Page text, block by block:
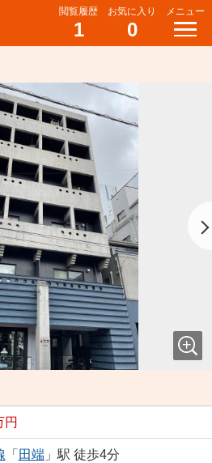
閲覧履歴
1
お気に入り
0
メニュー
円
「 田端」駅 徒歩4分